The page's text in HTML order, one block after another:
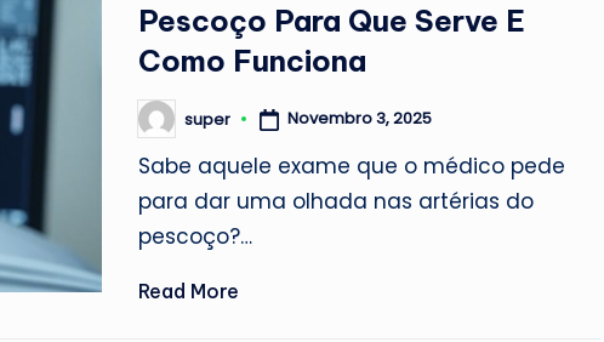
Pescoço Para Que Serve E
Como Funciona
Posted
by
super Novembro 3, 2025
Sabe aquele exame que o médico pede
para dar uma olhada nas artérias do
pescoço?…
Read More